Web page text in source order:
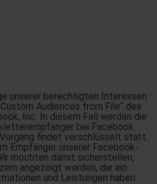
unserer berechtigten Interessen
Audiences from File“ des
Inc. In diesem Fall werden die
bei Facebook
findet verschlüsselt statt.
Empfänger unserer Facebook-
möchten damit sicherstellen,
angezeigt werden, die ein
und Leistungen haben.